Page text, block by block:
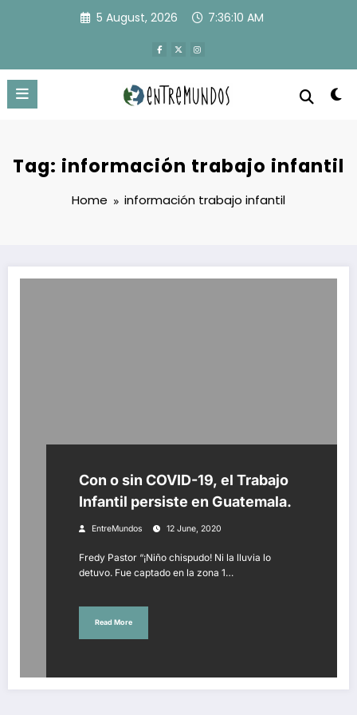
5 August, 2026 7:36:10 AM
Tag: información trabajo infantil
Home información trabajo infantil
Con o sin COVID-19, el Trabajo
Infantil persiste en Guatemala.
EntreMundos 12 June, 2020
Fredy Pastor “¡Niño chispudo! Ni la lluvia lo
detuvo. Fue captado en la zona 1…
Read More